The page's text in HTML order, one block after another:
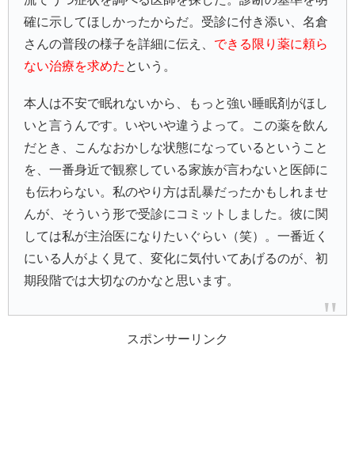
確に示してほしかったからだ。受診に付き添い、名倉
さんの普段の様子を詳細に伝え、 できる限り薬に頼ら
ない治療を求めた という。
本人は不安で眠れないから、もっと強い睡眠剤がほし
いと言うんです。いやいや違うよって。この薬を飲ん
だとき、こんなおかしな状態になっているということ
を、一番身近で観察している家族が言わないと医師に
も伝わらない。私のやり方は乱暴だったかもしれませ
んが、そういう形で受診にコミットしました。彼に関
しては私が主治医になりたいぐらい（笑）。一番近く
にいる人がよく見て、変化に気付いてあげるのが、初
期段階では大切なのかなと思います。
スポンサーリンク